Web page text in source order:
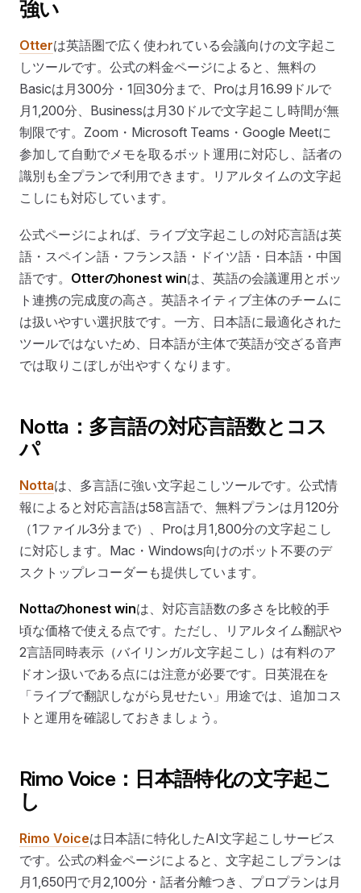
強い
Otterは英語圏で広く使われている会議向けの文字起こ
しツールです。公式の料金ページによると、無料の
Basicは月300分・1回30分まで、Proは月16.99ドルで
月1,200分、Businessは月30ドルで文字起こし時間が無
制限です。Zoom・Microsoft Teams・Google Meetに
参加して自動でメモを取るボット運用に対応し、話者の
識別も全プランで利用できます。リアルタイムの文字起
こしにも対応しています。
公式ページによれば、ライブ文字起こしの対応言語は英
語・スペイン語・フランス語・ドイツ語・日本語・中国
語です。 Otterのhonest winは、英語の会議運用とボッ
ト連携の完成度の高さ。英語ネイティブ主体のチームに
は扱いやすい選択肢です。一方、日本語に最適化された
ツールではないため、日本語が主体で英語が交ざる音声
では取りこぼしが出やすくなります。
Notta：多言語の対応言語数とコス
パ
Nottaは、多言語に強い文字起こしツールです。公式情
報によると対応言語は58言語で、無料プランは月120分
（1ファイル3分まで）、Proは月1,800分の文字起こし
に対応します。Mac・Windows向けのボット不要のデ
スクトップレコーダーも提供しています。
Nottaのhonest winは、対応言語数の多さを比較的手
頃な価格で使える点です。ただし、リアルタイム翻訳や
2言語同時表示（バイリンガル文字起こし）は有料のア
ドオン扱いである点には注意が必要です。日英混在を
「ライブで翻訳しながら見せたい」用途では、追加コス
トと運用を確認しておきましょう。
Rimo Voice：日本語特化の文字起こ
し
Rimo Voiceは日本語に特化したAI文字起こしサービス
です。公式の料金ページによると、文字起こしプランは
月1,650円で月2,100分・話者分離つき、プロプランは月